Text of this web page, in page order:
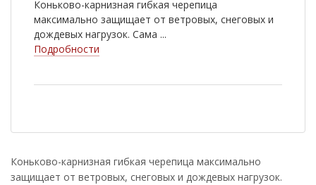
Коньково-карнизная гибкая черепица
максимально защищает от ветровых, снеговых и
дождевых нагрузок. Сама ...
Подробности
Коньково-карнизная гибкая черепица максимально
защищает от ветровых, снеговых и дождевых нагрузок.